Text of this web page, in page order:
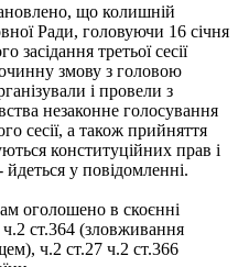
що колишній
Ради, головуючи 16 січня
засідання третьої сесії
змову з головою
і провели з
незаконне голосування
сесії, а також прийняття
конституційних прав і
у повідомленні.
оголошено в скоєнні
ст.364 (зловживання
ч.2 ст.27 ч.2 ст.366